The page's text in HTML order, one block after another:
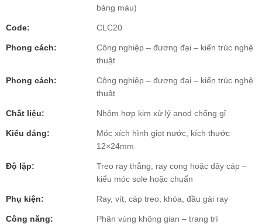
bảng màu)
Code: CLC20
Phong cách:
Công nghiệp – đương đại – kiến trúc nghệ
thuật
Phong cách:
Công nghiệp – đương đại – kiến trúc nghệ
thuật
Chất liệu: Nhôm hợp kim xử lý anod chống gỉ
Kiểu dáng:
Móc xích hình giọt nước, kích thước
12×24mm
Độ lặp:
Treo ray thẳng, ray cong hoặc dây cáp –
kiểu móc sole hoặc chuẩn
Phụ kiện: Ray, vít, cáp treo, khóa, đầu gài ray
Công năng:
Phân vùng không gian – trang trí